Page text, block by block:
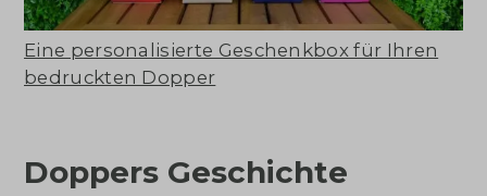
Eine personalisierte Geschenkbox für Ihren
bedruckten Dopper
Doppers Geschichte